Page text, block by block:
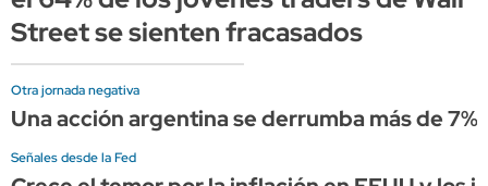
Street se sienten fracasados
Otra jornada negativa
Una acción argentina se derrumba más de
Señales desde la Fed